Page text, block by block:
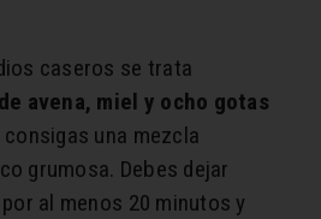
caseros se trata
avena, miel y ocho gotas
una mezcla
grumosa. Debes dejar
al menos 20 minutos y